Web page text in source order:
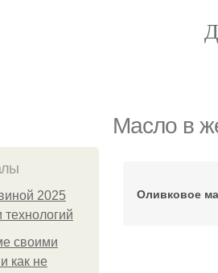
Масло в
2025
технологий
своими
как не
Оливковое